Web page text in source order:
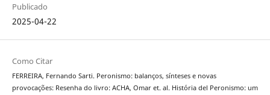
Publicado
2025-04-22
Como Citar
FERREIRA, Fernando Sarti. Peronismo: balanços, sínteses e novas
provocações: Resenha do livro: ACHA, Omar et. al. História del Peronismo: um